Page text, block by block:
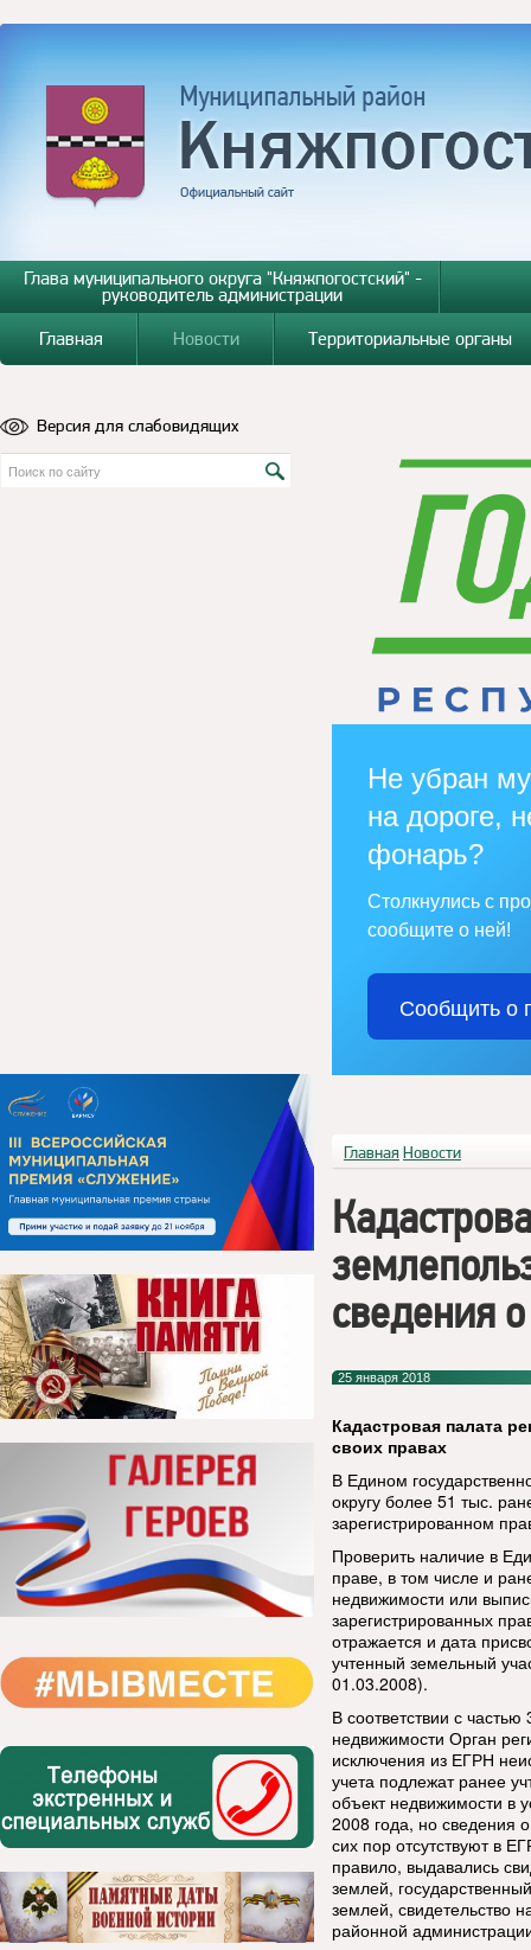
Глава муниципального округа "Княжпогостский" -
руководитель администрации
Главная
Новости Территориальные органы
Версия для слабовидящих
Не убран
на дороге,
фонарь?
Столкнулись с
сообщите о ней!
Сообщить о
Главная Новости
сведения
25 января 2018
Кадастровая палата
своих правах
В Едином
округу более 51 тыс.
зарегистрированном
Проверить наличие в
праве, в том числе и
недвижимости или
зарегистрированных
отражается и дата
учтенный земельный
01.03.2008).
В соответствии с
недвижимости Орган
исключения из ЕГРН
учета подлежат ранее
объект недвижимости в
2008 года, но сведения
сих пор отсутствуют в
правило, выдавались
землей,
землей, свидетельство
районной